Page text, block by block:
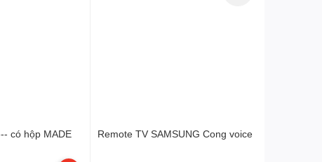
Remote TV SAMSUNG Cong voice - hàng tốt